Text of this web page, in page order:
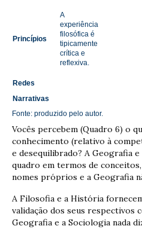
Princípios
A
experiência
filosófica é
tipicamente
crítica e
reflexiva.
Redes
Narrativas
Fonte: produzido pelo autor.
Vocês percebem (Quadro 6) o
conhecimento (relativo à
e desequilibrado? A Geografia e
quadro em termos de
nomes próprios e a Geografia
A Filosofia e a História
validação dos seus respectivos
Geografia e a Sociologia nada